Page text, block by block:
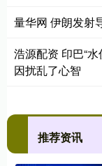
量华网 伊朗发射
浩源配资 印巴“
因扰乱了心智
推荐资讯